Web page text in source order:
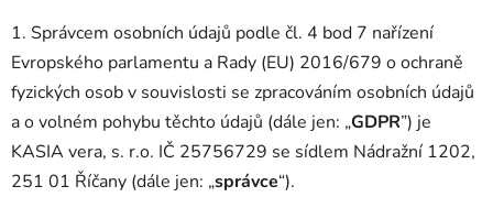
1. Správcem osobních údajů podle čl. 4 bod 7 nařízení
Evropského parlamentu a Rady (EU) 2016/679 o ochraně
fyzických osob v souvislosti se zpracováním osobních údajů
a o volném pohybu těchto údajů (dále jen: „GDPR”) je
KASIA vera, s. r.o. IČ 25756729 se sídlem Nádražní 1202,
251 01 Říčany (dále jen: „správce“).